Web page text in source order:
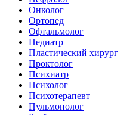
Онколог
Ортопед
Офтальмолог
Педиатр
Пластический хирург
Проктолог
Психиатр
Психолог
Психотерапевт
Пульмонолог